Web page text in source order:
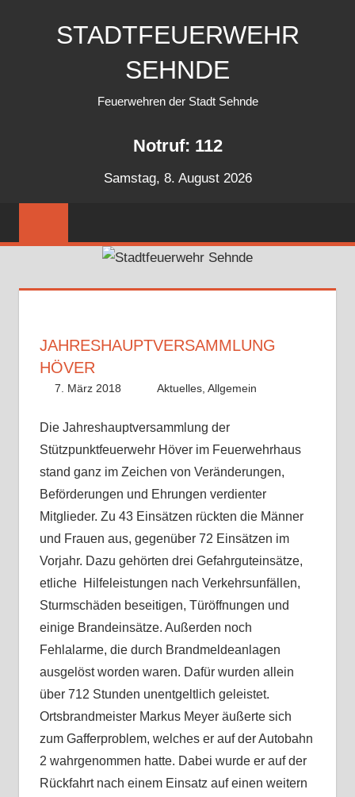
STADTFEUERWEHR
SEHNDE
Feuerwehren der Stadt Sehnde
Notruf: 112
Samstag, 8. August 2026
JAHRESHAUPTVERSAMMLUNG
HÖVER
7. März 2018 Fabian
Aktuelles, Allgemein
Die Jahreshauptversammlung der
Stützpunktfeuerwehr Höver im Feuerwehrhaus
stand ganz im Zeichen von Veränderungen,
Beförderungen und Ehrungen verdienter
Mitglieder. Zu 43 Einsätzen rückten die Männer
und Frauen aus, gegenüber 72 Einsätzen im
Vorjahr. Dazu gehörten drei Gefahrguteinsätze,
etliche Hilfeleistungen nach Verkehrsunfällen,
Sturmschäden beseitigen, Türöffnungen und
einige Brandeinsätze. Außerden noch
Fehlalarme, die durch Brandmeldeanlagen
ausgelöst worden waren. Dafür wurden allein
über 712 Stunden unentgeltlich geleistet.
Ortsbrandmeister Markus Meyer äußerte sich
zum Gafferproblem, welches er auf der Autobahn
2 wahrgenommen hatte. Dabei wurde er auf der
Rückfahrt nach einem Einsatz auf einen weitern